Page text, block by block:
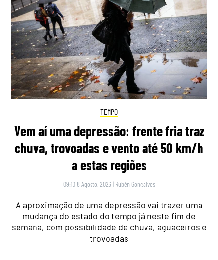
TEMPO
Vem aí uma depressão: frente fria traz
chuva, trovoadas e vento até 50 km/h
a estas regiões
09:10 8 Agosto, 2026 | Rubén Gonçalves
A aproximação de uma depressão vai trazer uma
mudança do estado do tempo já neste fim de
semana, com possibilidade de chuva, aguaceiros e
trovoadas